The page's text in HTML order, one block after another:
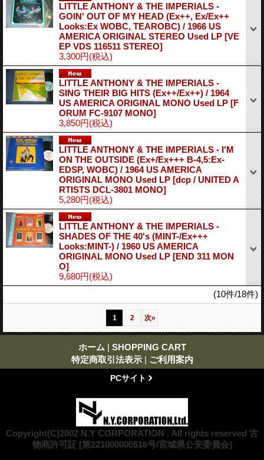
LITTLE ANTHONY & THE IMPERIALS -
GOIN' OUT OF MY HEAD (Ex++, Ex/Ex++
Looks:Ex WOBC, TEAROBC) / 1966 US
AMERICA ORIGINAL STEREO Used LP [VE
EP VDS 116511 STEREO]
3,300円(税込)
LITTLE ANTHONY & THE IMPERIALS -
SING THEIR BIG HITS (Ex++/Ex++) / 1964
US AMERICA ORIGINAL MONO Used LP [F
ORUM FC-9107 MONO]
3,850円(税込)
LITTLE ANTHONY & THE IMPERIALS - I'M
ON THE OUTSIDE (Ex+/Ex+++ B-4,5:Ex-
EDSP, WOBC) / 1964 US AMERICA
ORIGINAL MONO Used LP [dcp / UNITED A
RTISTS DCL-3801 MONO]
5,280円(税込)
LITTLE ANTHONY & THE IMPERIALS -
SHADES OF THE 40's (MINT-/Ex+++
Looks:MINT-) / 1960 US AMERICA
ORIGINAL MONO Used LP [END 311 MON
O]
9,680円(税込)
(10件/18件)
1 2 次»
ホーム | SHOPPING CART
特定商取引法表示 | ご利用案内
PCサイト
Copyright(C)2002 N.Y CORPORATION . All rights reserved 古
物商許可証 [第221000000516号/宮城県公安委員会]